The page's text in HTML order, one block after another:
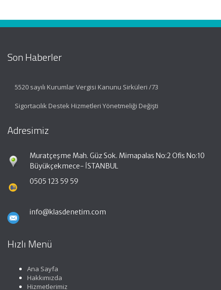
Son Haberler
5520 sayılı Kurumlar Vergisi Kanunu Sirküleri /73
Sigortacılık Destek Hizmetleri Yönetmeliği Değişti
Adresimiz
Muratçeşme Mah. Güz Sok. Mimapalas No:2 Ofis No:10
Büyükçekmece- İSTANBUL
0505 123 59 59
info@klasdenetim.com
Hızlı Menü
Ana Sayfa
Hakkımızda
Hizmetlerimiz